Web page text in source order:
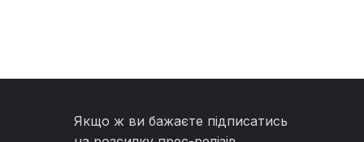
Якщо ж ви бажаєте підписатись